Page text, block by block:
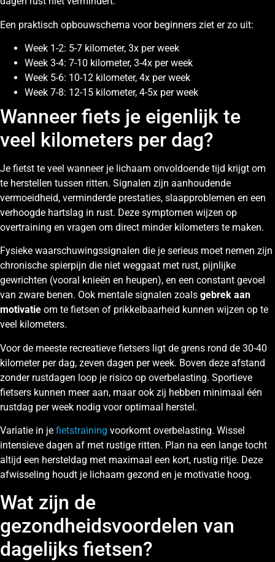
Een praktisch opbouwschema voor beginners ziet er zo uit:
Week 1-2: 5-7 kilometer, 3x per week
Week 3-4: 7-10 kilometer, 3-4x per week
Week 5-6: 10-12 kilometer, 4x per week
Week 7-8: 12-15 kilometer, 4-5x per week
Wanneer fiets je eigenlijk te
veel kilometers per dag?
Je fietst te veel wanneer je lichaam onvoldoende tijd krijgt om
te herstellen tussen ritten. Signalen zijn aanhoudende
vermoeidheid, verminderde prestaties, slaapproblemen en een
verhoogde hartslag in rust. Deze symptomen wijzen op
overtraining en vragen om direct minder kilometers te maken.
Fysieke waarschuwingssignalen die je serieus moet nemen zijn
chronische spierpijn die niet weggaat met rust, pijnlijke
gewrichten (vooral knieën en heupen), en een constant gevoel
van zware benen. Ook mentale signalen zoals gebrek aan
motivatie om te fietsen of prikkelbaarheid kunnen wijzen op te
veel kilometers.
Voor de meeste recreatieve fietsers ligt de grens rond de 30-40
kilometer per dag, zeven dagen per week. Boven deze afstand
zonder rustdagen loop je risico op overbelasting. Sportieve
fietsers kunnen meer aan, maar ook zij hebben minimaal één
rustdag per week nodig voor optimaal herstel.
Variatie in je fietstraining voorkomt overbelasting. Wissel
intensieve dagen af met rustige ritten. Plan na een lange tocht
altijd een hersteldag met maximaal een kort, rustig ritje. Deze
afwisseling houdt je lichaam gezond en je motivatie hoog.
Wat zijn de
gezondheidsvoordelen van
dagelijks fietsen?